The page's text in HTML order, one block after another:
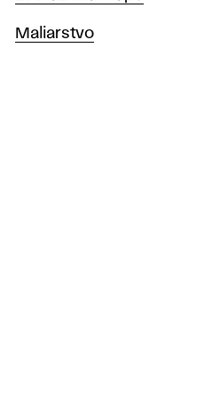
Katedry
Maliarstvo